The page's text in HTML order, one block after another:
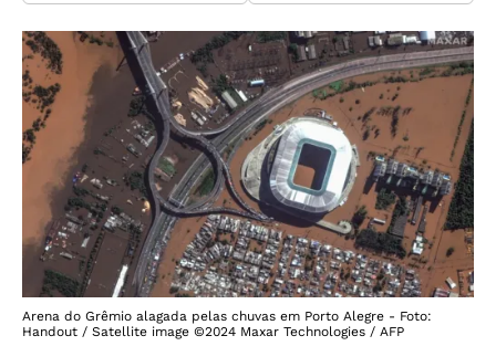
Arena do Grêmio alagada pelas chuvas em Porto Alegre - Foto:
Handout / Satellite image ©2024 Maxar Technologies / AFP